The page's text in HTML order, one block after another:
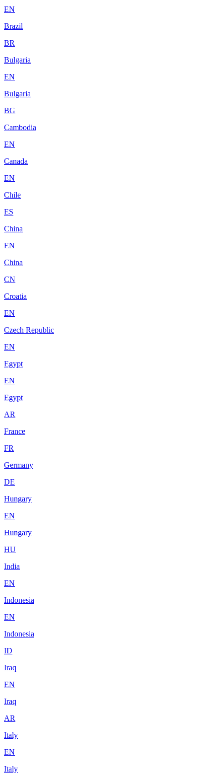
EN
Brazil
BR
Bulgaria
EN
Bulgaria
BG
Cambodia
EN
Canada
EN
Chile
ES
China
EN
China
CN
Croatia
EN
Czech Republic
EN
Egypt
EN
Egypt
AR
France
FR
Germany
DE
Hungary
EN
Hungary
HU
India
EN
Indonesia
EN
Indonesia
ID
Iraq
EN
Iraq
AR
Italy
EN
Italy